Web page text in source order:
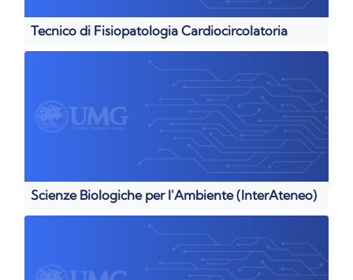
Tecnico di Fisiopatologia Cardiocircolatoria
Scienze Biologiche per l'Ambiente (InterAteneo)